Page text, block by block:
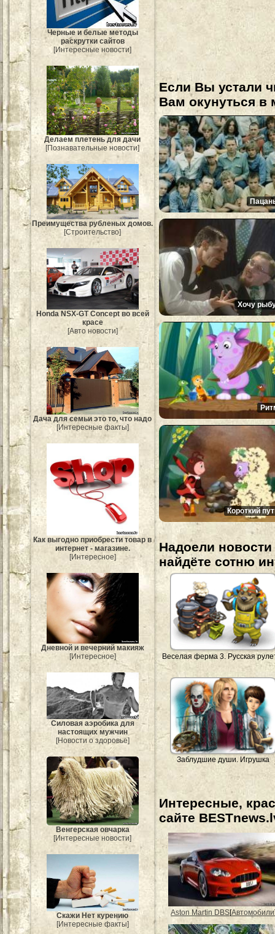
Черные и белые методы
раскрутки сайтов
[Интересные новости]
Делаем плетень для дачи
[Познавательные новости]
Преимущества рубленых домов.
[Строительство]
Honda NSX-GT Concept во всей
красе
[Авто новости]
Дача для семьи это то, что надо
[Интересные факты]
Как выгодно приобрести товар в
интернет - магазине.
[Интересное]
Дневной и вечерний макияж
[Интересное]
Силовая аэробика для
настоящих мужчин
[Новости о здоровье]
Венгерская овчарка
[Интересные новости]
Скажи Нет курению
[Интересные факты]
Если Вы устали
Вам окунуться в
Хочу
Короткий
Надоели
найдёте сотню
Веселая ферма 3. Русская
Заблудшие души. Игрушка
Интересные,
сайте
Aston Martin DBS[Автомобили